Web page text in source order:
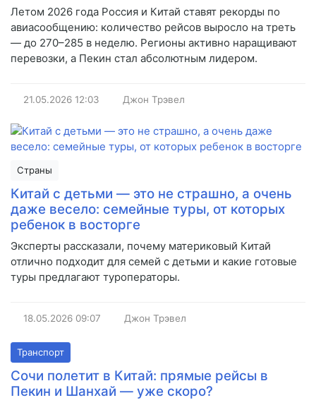
Летом 2026 года Россия и Китай ставят рекорды по
авиасообщению: количество рейсов выросло на треть
— до 270–285 в неделю. Регионы активно наращивают
перевозки, а Пекин стал абсолютным лидером.
21.05.2026 12:03 Джон Трэвел
Страны
Китай с детьми — это не страшно, а очень
даже весело: семейные туры, от которых
ребенок в восторге
Эксперты рассказали, почему материковый Китай
отлично подходит для семей с детьми и какие готовые
туры предлагают туроператоры.
18.05.2026 09:07 Джон Трэвел
Транспорт
Сочи полетит в Китай: прямые рейсы в
Пекин и Шанхай — уже скоро?